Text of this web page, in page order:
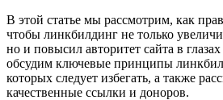
В этой статье мы рассмотрим, как
чтобы линкбилдинг не только
но и повысил авторитет сайта в
обсудим ключевые принципы
которых следует избегать, а также
качественные ссылки и доноров.